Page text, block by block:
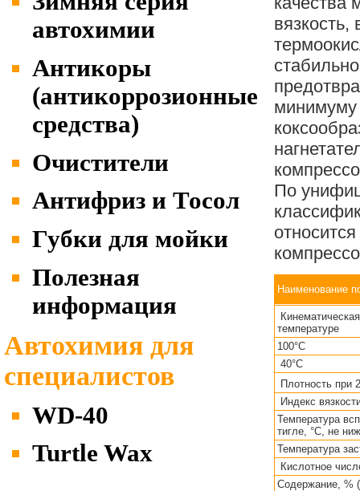
автохимии
Антикоры
(антикоррозионные
средства)
Очистители
Антифриз и Тосол
Губки для мойки
Полезная
информация
Автохимия для
специалистов
WD-40
Turtle Wax
минимуму
По
Наименование
температуре
100°С
40°С
Плотность при
Индекс
Температура
тигле, °С, не
Температура
Кислотное
Содержание, %